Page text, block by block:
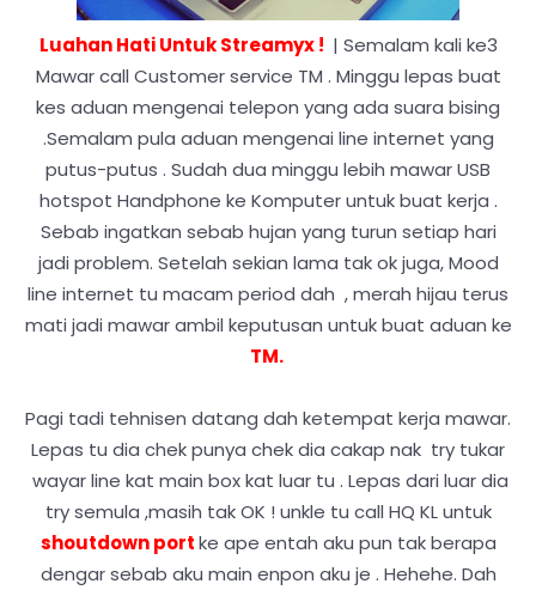
Luahan Hati Untuk Streamyx ! | Semalam kali ke3
Mawar call Customer service TM . Minggu lepas buat
kes aduan mengenai telepon yang ada suara bising
.Semalam pula aduan mengenai line internet yang
putus-putus . Sudah dua minggu lebih mawar USB
hotspot Handphone ke Komputer untuk buat kerja .
Sebab ingatkan sebab hujan yang turun setiap hari
jadi problem. Setelah sekian lama tak ok juga, Mood
line internet tu macam period dah , merah hijau terus
mati jadi mawar ambil keputusan untuk buat aduan ke
TM.
Pagi tadi tehnisen datang dah ketempat kerja mawar.
Lepas tu dia chek punya chek dia cakap nak try tukar
wayar line kat main box kat luar tu . Lepas dari luar dia
try semula ,masih tak OK ! unkle tu call HQ KL untuk
shoutdown portke ape entah aku pun tak berapa
dengar sebab aku main enpon aku je . Hehehe. Dah